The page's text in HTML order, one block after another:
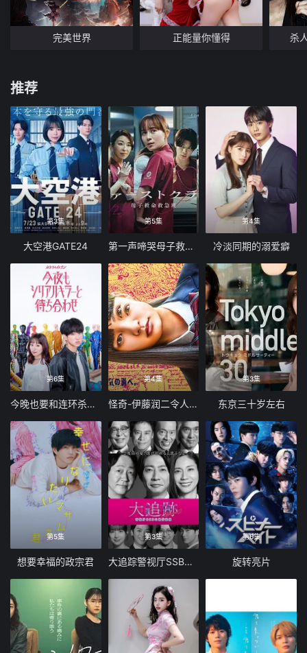
完美世界 正能量你懂得 杀
推荐
第3集
大空港GATE24
第5集
第一声啼哭母子救命急救班
第4集
冷淡同期的溺爱癖
第6集
今晚也要和连环杀手约会
第4集
怪奇-伊藤润二令人彻夜难眠的奇异故事
第3集
东京三十岁左右
第5集
想要幸福的政宗君
第3集
大追踪警视厅SSBC强行犯系第二季
第6集
旋转亮片